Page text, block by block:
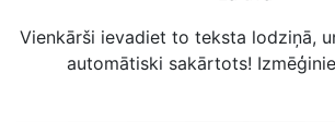
Vienkārši ievadiet to teksta lodziņā,
automātiski sakārtots!